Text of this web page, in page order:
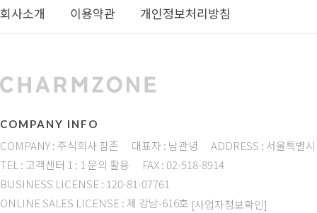
회사소개 이용약관 개인정보처리방침
COMPANY INFO
COMPANY : 주식회사 참존 대표자 : 남관녕
ADDRESS : 서울특별
TEL : 고객센터 1 : 1 문의 활용
FAX : 02-518-8914
BUSINESS LICENSE : 120-81-07761
ONLINE SALES LICENSE : 제 강남-616호 [사업자정보확인]